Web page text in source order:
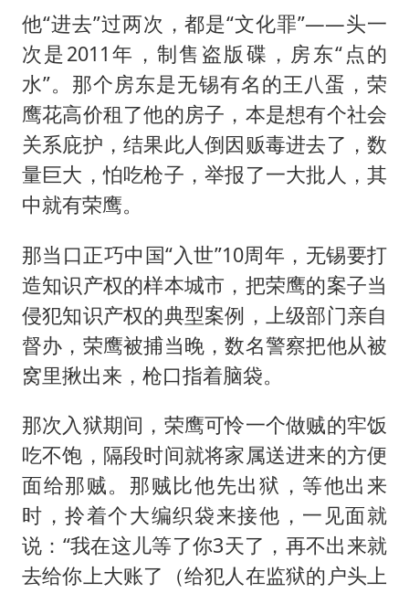
他“进去”过两次，都是“文化罪”——头一
次是2011年，制售盗版碟，房东“点的
水”。那个房东是无锡有名的王八蛋，荣
鹰花高价租了他的房子，本是想有个社会
关系庇护，结果此人倒因贩毒进去了，数
量巨大，怕吃枪子，举报了一大批人，其
中就有荣鹰。
那当口正巧中国“入世”10周年，无锡要打
造知识产权的样本城市，把荣鹰的案子当
侵犯知识产权的典型案例，上级部门亲自
督办，荣鹰被捕当晚，数名警察把他从被
窝里揪出来，枪口指着脑袋。
那次入狱期间，荣鹰可怜一个做贼的牢饭
吃不饱，隔段时间就将家属送进来的方便
面给那贼。那贼比他先出狱，等他出来
时，拎着个大编织袋来接他，一见面就
说：“我在这儿等了你3天了，再不出来就
去给你上大账了（给犯人在监狱的户头上